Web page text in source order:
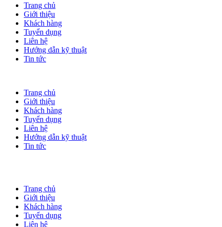
Trang chủ
Giới thiệu
Khách hàng
Tuyển dụng
Liên hệ
Hướng dẫn kỹ thuật
Tin tức
Trang chủ
Giới thiệu
Khách hàng
Tuyển dụng
Liên hệ
Hướng dẫn kỹ thuật
Tin tức
Trang chủ
Giới thiệu
Khách hàng
Tuyển dụng
Liên hệ